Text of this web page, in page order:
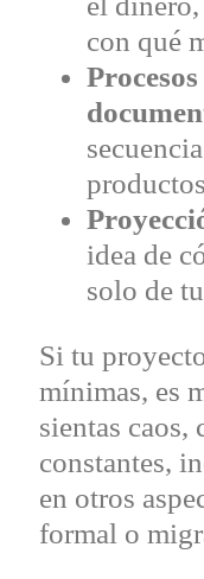
con qué
idea de
solo de
Si tu
mínimas, es
sientas caos,
constantes,
en otros
formal o